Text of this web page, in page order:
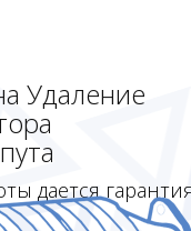
Удаление
дается